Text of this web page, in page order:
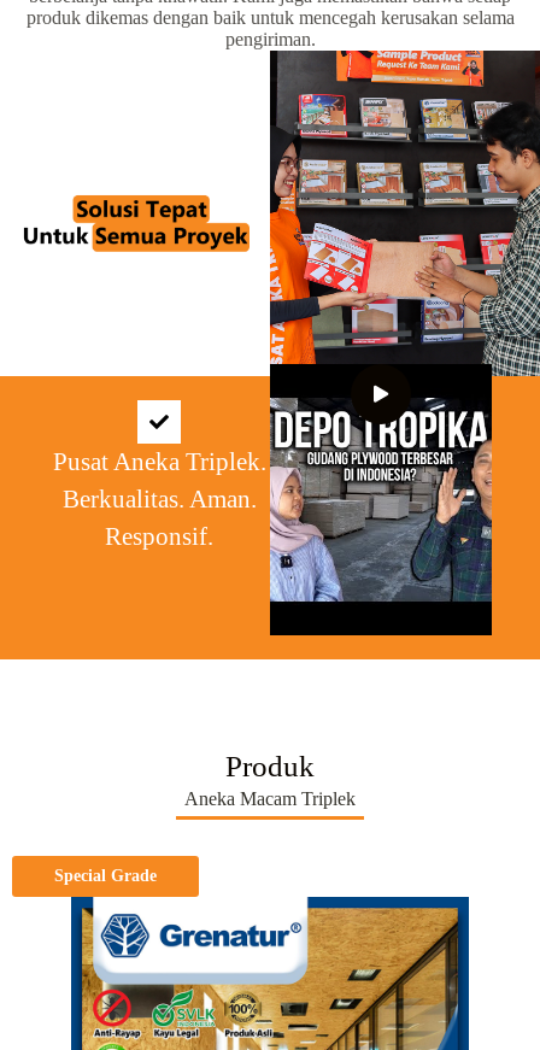
produk dikemas dengan baik untuk mencegah kerusakan selama
pengiriman.
Pusat Aneka Triplek.
Berkualitas. Aman.
Responsif.
Produk
Aneka Macam Triplek
Special Grade